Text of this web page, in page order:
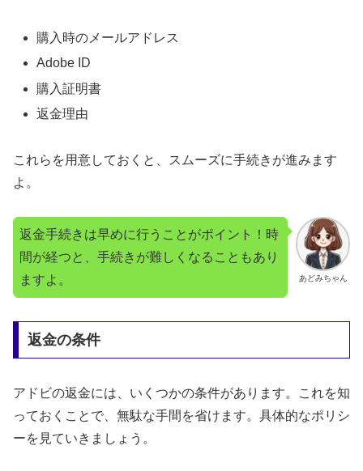
購入時のメールアドレス
Adobe ID
購入証明書
返金理由
これらを用意しておくと、スムーズに手続きが進みます
よ。
あどみちゃん
返金手続きは早めに行うことがポイント！時
間が経つと、手続きが難しくなることもあり
ますよ。
返金の条件
アドビの返金には、いくつかの条件があります。これを知
っておくことで、無駄な手間を省けます。具体的なポリシ
ーを見ていきましょう。